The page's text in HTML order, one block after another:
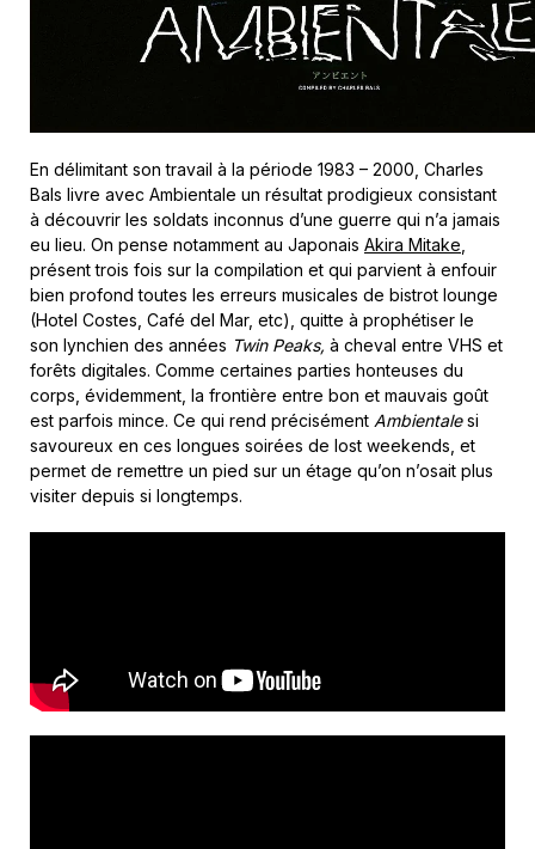
En délimitant son travail à la période 1983 – 2000, Charles
Bals livre avec Ambientale un résultat prodigieux consistant
à découvrir les soldats inconnus d’une guerre qui n’a jamais
eu lieu. On pense notamment au Japonais Akira Mitake,
présent trois fois sur la compilation et qui parvient à enfouir
bien profond toutes les erreurs musicales de bistrot lounge
(Hotel Costes, Café del Mar, etc), quitte à prophétiser le
son lynchien des années Twin Peaks, à cheval entre VHS et
forêts digitales. Comme certaines parties honteuses du
corps, évidemment, la frontière entre bon et mauvais goût
est parfois mince. Ce qui rend précisément Ambientalesi
savoureux en ces longues soirées de lost weekends, et
permet de remettre un pied sur un étage qu’on n’osait plus
visiter depuis si longtemps.